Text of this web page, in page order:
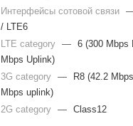
Интерфейсы сотовой связи
/ LTE6
LTE category — 6 (300 Mbps
Mbps Uplink)
3G category —
R8 (42.2
Mbps uplink)
2G category — Class12